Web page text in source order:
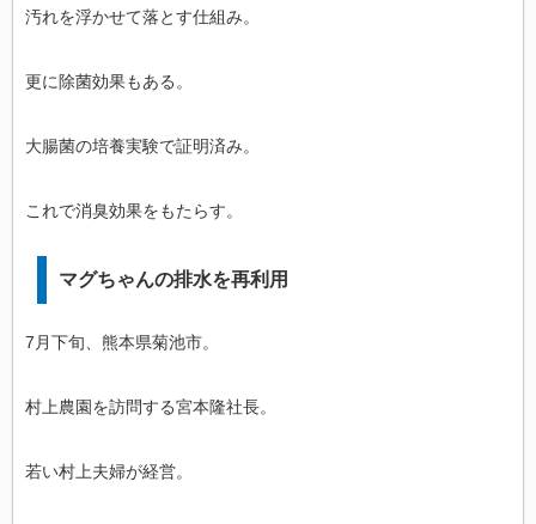
汚れを浮かせて落とす仕組み。
更に除菌効果もある。
大腸菌の培養実験で証明済み。
これで消臭効果をもたらす。
マグちゃんの排水を再利用
7月下旬、熊本県菊池市。
村上農園を訪問する宮本隆社長。
若い村上夫婦が経営。